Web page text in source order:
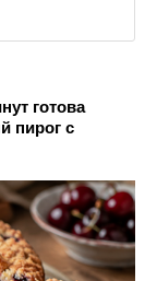
готова
пирог с